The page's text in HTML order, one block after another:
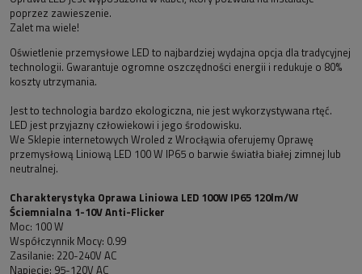
poprzez zawieszenie.
Zalet ma wiele!
Oświetlenie przemysłowe LED to najbardziej wydajna opcja dla tradycyjnej
technologii. Gwarantuje ogromne oszczędności energii i redukuje o 80%
koszty utrzymania.
Jest to technologia bardzo ekologiczna, nie jest wykorzystywana rtęć.
LED jest przyjazny człowiekowi i jego środowisku.
We Sklepie internetowych Wroled z Wrocłąwia oferujemy Oprawę
przemysłową Liniową LED 100 W IP65 o barwie światła białej zimnej lub
neutralnej.
Charakterystyka Oprawa Liniowa LED 100W IP65 120lm/W
Ściemnialna 1-10V Anti-Flicker
Moc: 100 W
Współczynnik Mocy: 0.99
Zasilanie: 220-240V AC
Napięcie: 95-120V AC